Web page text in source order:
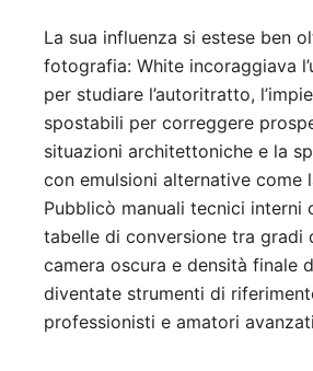
La sua influenza si estese ben
fotografia: White incoraggiava
per studiare l’autoritratto,
spostabili per correggere
situazioni architettoniche e la
con emulsioni alternative come
Pubblicò manuali tecnici interni
tabelle di conversione tra gradi
camera oscura e densità finale
diventate strumenti di
professionisti e amatori